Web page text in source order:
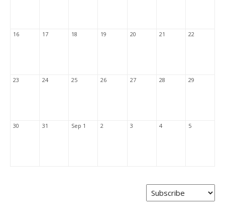
16 17 18 19 20 21 22
23 24 25 26 27 28 29
30 31 Sep 1 2 3 4 5